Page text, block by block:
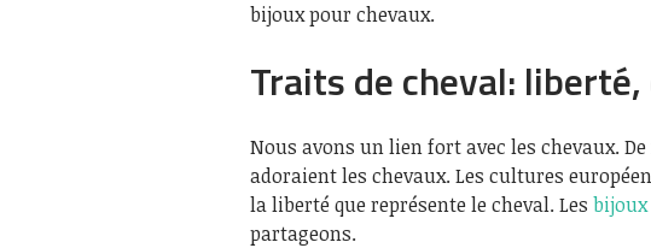
bijoux pour chevaux.
Traits de cheval:
Nous avons un lien fort avec les chevaux.
adoraient les chevaux. Les cultures
la liberté que représente le cheval. Les
partageons.